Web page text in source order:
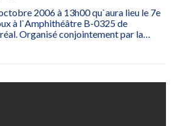
2006 à 13h00 qu`aura lieu le 7e
à l`Amphithéâtre B-0325 de
Organisé conjointement par la…